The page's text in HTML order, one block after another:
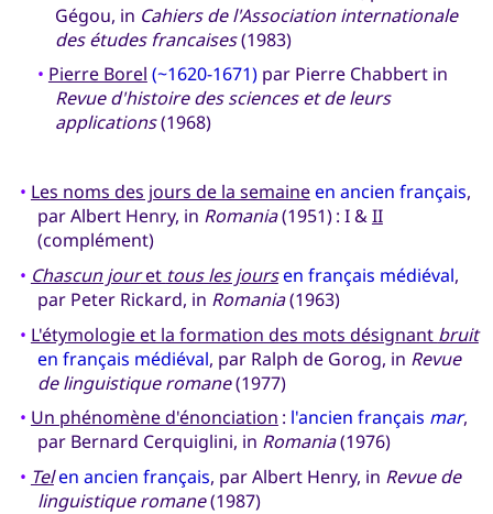
Gégou, in Cahiers de l'Association internationale
des études francaises(1983)
• Pierre Borel (~1620-1671)par Pierre Chabbert in
Revue d'histoire des sciences et de leurs
applications(1968)
• Les noms des jours de la semaineen ancien français,
par Albert Henry, in Romania(1951) : I &II
(complément)
• Chascun jouret tous les joursen français médiéval,
par Peter Rickard, in Romania(1963)
• L'étymologie et la formation des mots désignant bruit
en français médiéval, par Ralph de Gorog, in Revue
de linguistique romane(1977)
• Un phénomène d'énonciation : l'ancien français mar,
par Bernard Cerquiglini, in Romania(1976)
• Telen ancien français, par Albert Henry, in Revue de
linguistique romane(1987)